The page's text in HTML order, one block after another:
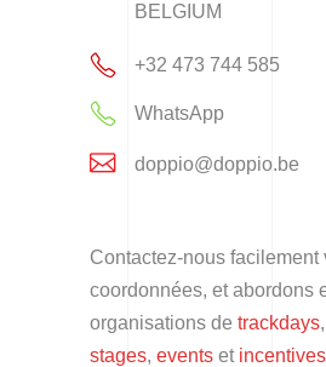
BELGIUM
+32 473 744 585
WhatsApp
doppio@doppio.be
Contactez-nous facilement
coordonnées, et abordons
organisations de trackdays,
stages, events et incentives